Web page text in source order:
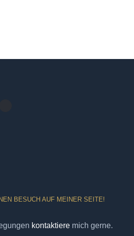
BESUCH AUF MEINER SEITE!
kontaktiere mich gerne.